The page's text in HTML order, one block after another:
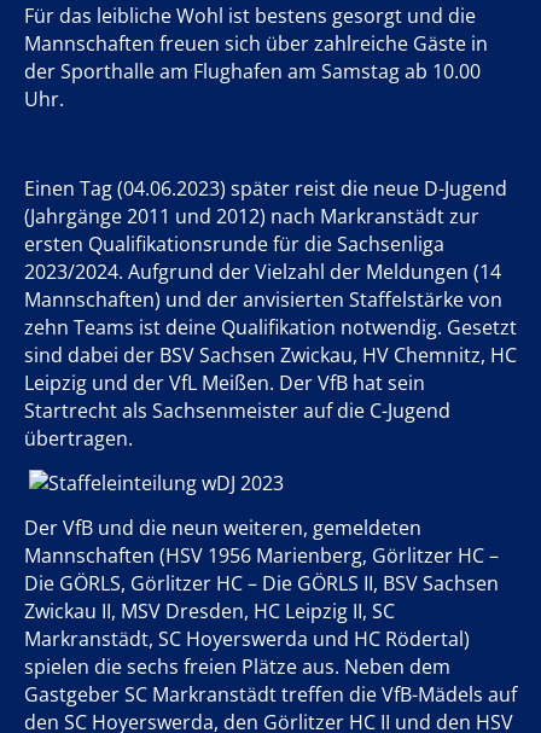
Für das leibliche Wohl ist bestens gesorgt und die
Mannschaften freuen sich über zahlreiche Gäste in
der Sporthalle am Flughafen am Samstag ab 10.00
Uhr.
Einen Tag (04.06.2023) später reist die neue D-Jugend
(Jahrgänge 2011 und 2012) nach Markranstädt zur
ersten Qualifikationsrunde für die Sachsenliga
2023/2024. Aufgrund der Vielzahl der Meldungen (14
Mannschaften) und der anvisierten Staffelstärke von
zehn Teams ist deine Qualifikation notwendig. Gesetzt
sind dabei der BSV Sachsen Zwickau, HV Chemnitz, HC
Leipzig und der VfL Meißen. Der VfB hat sein
Startrecht als Sachsenmeister auf die C-Jugend
übertragen.
Der VfB und die neun weiteren, gemeldeten
Mannschaften (HSV 1956 Marienberg, Görlitzer HC –
Die GÖRLS, Görlitzer HC – Die GÖRLS II, BSV Sachsen
Zwickau II, MSV Dresden, HC Leipzig II, SC
Markranstädt, SC Hoyerswerda und HC Rödertal)
spielen die sechs freien Plätze aus. Neben dem
Gastgeber SC Markranstädt treffen die VfB-Mädels auf
den SC Hoyerswerda, den Görlitzer HC II und den HSV